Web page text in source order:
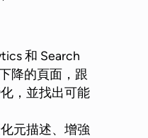
和 Search
降的頁面，跟
，並找出可能
元描述、增強